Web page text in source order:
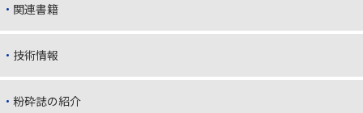
関連書籍
技術情報
粉砕誌の紹介